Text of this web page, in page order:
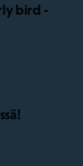
bird -